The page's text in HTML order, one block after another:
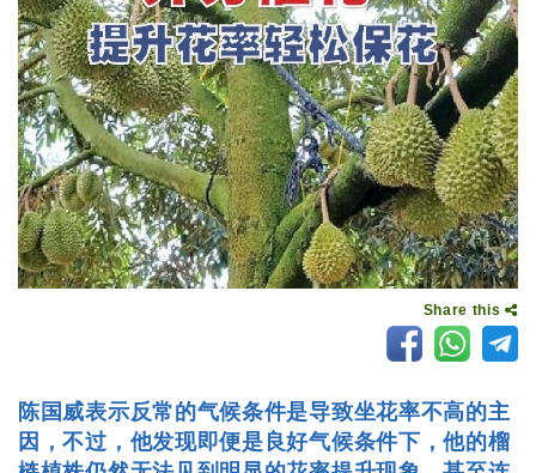
Share this
陈国威表示反常的气候条件是导致坐花率不高的主
因，不过，他发现即便是良好气候条件下，他的榴